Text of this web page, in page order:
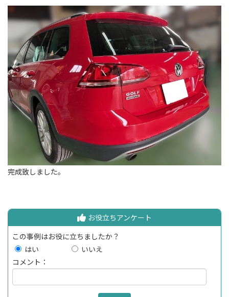
完成致しました。
お役立ちアンケート
この事例はお役に立ちましたか？
はい
いいえ
コメント：